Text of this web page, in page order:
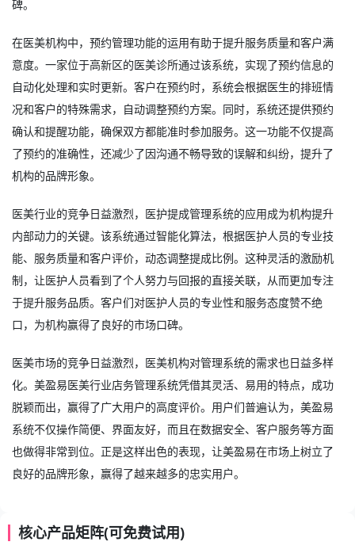
碑。
在医美机构中，预约管理功能的运用有助于提升服务质量和客户满
意度。一家位于高新区的医美诊所通过该系统，实现了预约信息的
自动化处理和实时更新。客户在预约时，系统会根据医生的排班情
况和客户的特殊需求，自动调整预约方案。同时，系统还提供预约
确认和提醒功能，确保双方都能准时参加服务。这一功能不仅提高
了预约的准确性，还减少了因沟通不畅导致的误解和纠纷，提升了
机构的品牌形象。
医美行业的竞争日益激烈，医护提成管理系统的应用成为机构提升
内部动力的关键。该系统通过智能化算法，根据医护人员的专业技
能、服务质量和客户评价，动态调整提成比例。这种灵活的激励机
制，让医护人员看到了个人努力与回报的直接关联，从而更加专注
于提升服务品质。客户们对医护人员的专业性和服务态度赞不绝
口，为机构赢得了良好的市场口碑。
医美市场的竞争日益激烈，医美机构对管理系统的需求也日益多样
化。美盈易医美行业店务管理系统凭借其灵活、易用的特点，成功
脱颖而出，赢得了广大用户的高度评价。用户们普遍认为，美盈易
系统不仅操作简便、界面友好，而且在数据安全、客户服务等方面
也做得非常到位。正是这样出色的表现，让美盈易在市场上树立了
良好的品牌形象，赢得了越来越多的忠实用户。
核心产品矩阵(可免费试用)